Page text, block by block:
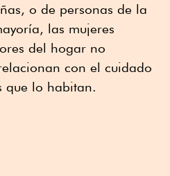
o de personas de la
las mujeres
del hogar no
con el cuidado
que lo habitan.